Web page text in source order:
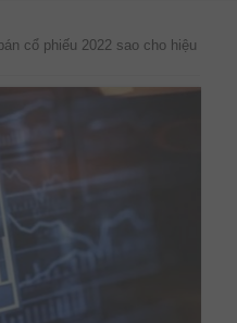
cổ phiếu 2022 sao cho hiệu